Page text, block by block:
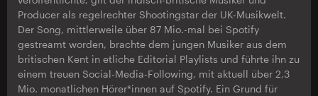
Producer als regelrechter Shootingstar der UK-Musikwelt.
Der Song, mittlerweile über 87 Mio.-mal bei Spotify
gestreamt worden, brachte dem jungen Musiker aus dem
britischen Kent in etliche Editorial Playlists und führte ihn zu
einem treuen Social-Media-Following, mit aktuell über 2,3
Mio. monatlichen Hörer*innen auf Spotify. Ein Grund für